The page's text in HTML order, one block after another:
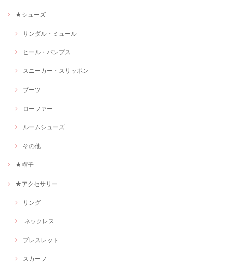
★シューズ
サンダル・ミュール
ヒール・パンプス
スニーカー・スリッポン
ブーツ
ローファー
ルームシューズ
その他
★帽子
★アクセサリー
リング
ネックレス
ブレスレット
スカーフ